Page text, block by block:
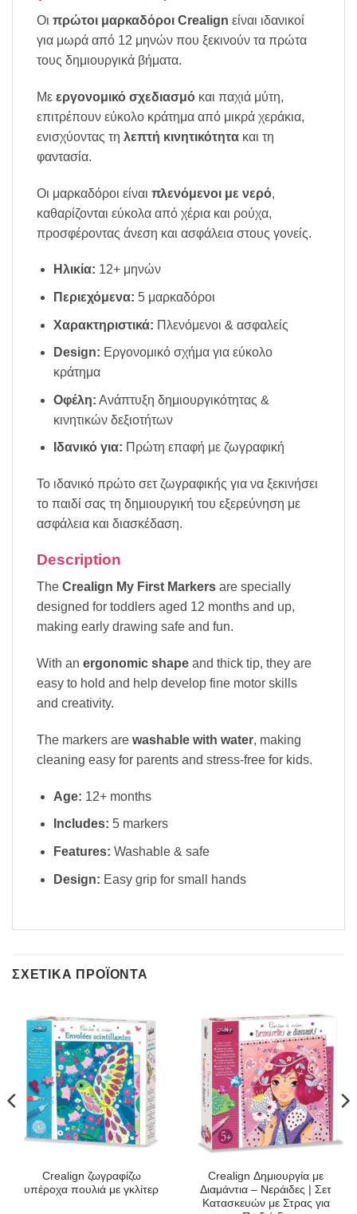
Οι πρώτοι μαρκαδόροι Crealign είναι ιδανικοί
για μωρά από 12 μηνών που ξεκινούν τα πρώτα
τους δημιουργικά βήματα.
Με εργονομικό σχεδιασμό και παχιά μύτη,
επιτρέπουν εύκολο κράτημα από μικρά χεράκια,
ενισχύοντας τη λεπτή κινητικότητα και τη
φαντασία.
Οι μαρκαδόροι είναι πλενόμενοι με νερό,
καθαρίζονται εύκολα από χέρια και ρούχα,
προσφέροντας άνεση και ασφάλεια στους γονείς.
Ηλικία: 12+ μηνών
Περιεχόμενα: 5 μαρκαδόροι
Χαρακτηριστικά: Πλενόμενοι & ασφαλείς
Design: Εργονομικό σχήμα για εύκολο
κράτημα
Οφέλη: Ανάπτυξη δημιουργικότητας &
κινητικών δεξιοτήτων
Ιδανικό για: Πρώτη επαφή με ζωγραφική
Το ιδανικό πρώτο σετ ζωγραφικής για να ξεκινήσει
το παιδί σας τη δημιουργική του εξερεύνηση με
ασφάλεια και διασκέδαση.
Description
The Crealign My First Markers are specially
designed for toddlers aged 12 months and up,
making early drawing safe and fun.
With an ergonomic shape and thick tip, they are
easy to hold and help develop fine motor skills
and creativity.
The markers are washable with water, making
cleaning easy for parents and stress-free for kids.
Age: 12+ months
Includes: 5 markers
Features: Washable & safe
Design: Easy grip for small hands
ΣΧΕΤΙΚΆ ΠΡΟΪΌΝΤΑ
Crealign ζωγραφίζω
υπέροχα πουλιά με γκλίτερ
Crealign Δημιουργία με
Διαμάντια – Νεράιδες | Σετ
Κατασκευών με Στρας για